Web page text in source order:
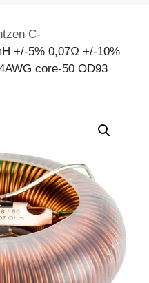
C-
+/-5% 0,07Ω +/-10%
core-50 OD93